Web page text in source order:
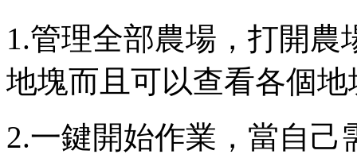
1.管理全部農場，打開
地塊而且可以查看各個
2.一鍵開始作業，當自